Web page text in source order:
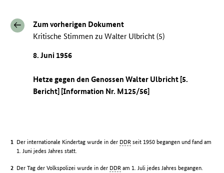
Zum vorherigen Dokument
Kritische Stimmen zu Walter Ulbricht (5)
8. Juni 1956
Hetze gegen den Genossen Walter Ulbricht [5.
Bericht] [Information Nr. M125/56]
Der internationale Kindertag wurde in der DDR seit 1950 begangen und fand am
1. Juni jedes Jahres statt.
Der Tag der Volkspolizei wurde in der DDR am 1. Juli jedes Jahres begangen.